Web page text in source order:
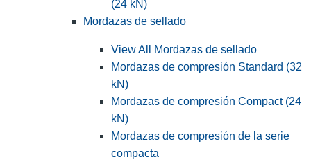
(24 kN)
Mordazas de sellado
View All Mordazas de sellado
Mordazas de compresión Standard (32
kN)
Mordazas de compresión Compact (24
kN)
Mordazas de compresión de la serie
compacta